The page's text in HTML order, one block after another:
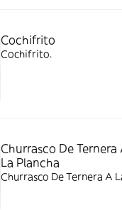
Cochifrito
Cochifrito.
Churrasco De Ternera
La Plancha
Churrasco De Ternera A